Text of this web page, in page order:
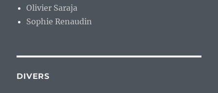
Olivier Saraja
Sophie Renaudin
DIVERS